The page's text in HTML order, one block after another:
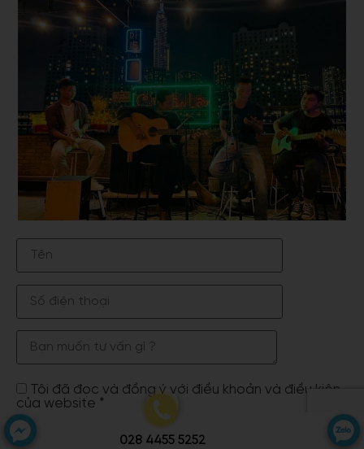
Tôi đã đọc và đồng ý với điều khoản và điều kiện
của website *
028 4455 5252